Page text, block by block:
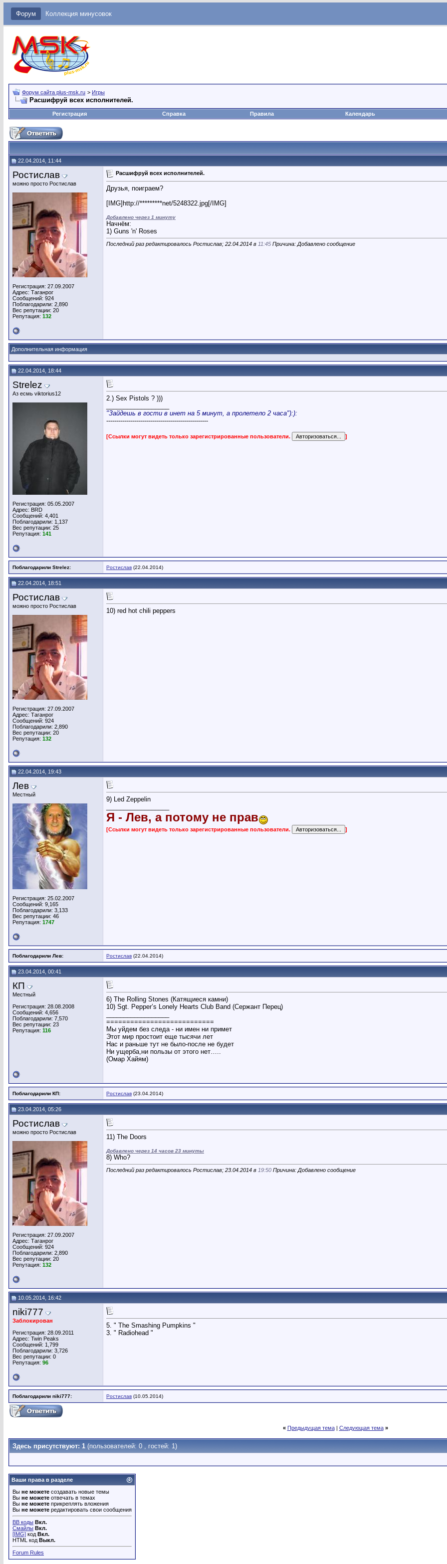
Форум Коллекция минусовок
Форум сайта plus-msk.ru > Игры
Расшифруй всех исполнителей.
Регистрация Справка Правила Календарь
22.04.2014, 11:44
Ростислав
можно просто Ростислав
Регистрация: 27.09.2007
Адрес: Таганрог
Сообщений: 924
Поблагодарили: 2,890
Вес репутации: 20
Репутация: 132
Расшифруй всех исполнителей.
Друзья, поиграем?
[IMG]http://*********net/5248322.jpg[/IMG]
Добавлено через 1 минуту
Начнём:
1) Guns 'n' Roses
Последний раз редактировалось Ростислав; 22.04.2014 в 11:45 Причина: Добавлено сообщение
Дополнительная информация
22.04.2014, 18:44
Strelez
Аз есмь viktorius12
Регистрация: 05.05.2007
Адрес: BRD
Сообщений: 4,401
Поблагодарили: 1,137
Вес репутации: 25
Репутация: 141
2.) Sex Pistols ? )))
"Зайдешь в гости в инет на 5 минут, а пролетело 2 часа"):):
---------------------------------------------------
[Ссылки могут видеть только зарегистрированные пользователи. ]
Поблагодарили Strelez: Ростислав (22.04.2014)
22.04.2014, 18:51
Ростислав
можно просто Ростислав
Регистрация: 27.09.2007
Адрес: Таганрог
Сообщений: 924
Поблагодарили: 2,890
Вес репутации: 20
Репутация: 132
10) red hot chili peppers
22.04.2014, 19:43
Лев
Местный
Регистрация: 25.02.2007
Сообщений: 9,165
Поблагодарили: 3,133
Вес репутации: 46
Репутация: 1747
9) Led Zeppelin
Я - Лев, а потому не прав
[Ссылки могут видеть только зарегистрированные пользователи. ]
Поблагодарили Лев: Ростислав (22.04.2014)
23.04.2014, 00:41
КП
Местный
Регистрация: 28.08.2008
Сообщений: 4,656
Поблагодарили: 7,570
Вес репутации: 23
Репутация: 116
6) The Rolling Stones (Катящиеся камни)
10) Sgt. Pepper’s Lonely Hearts Club Band (Сержант Перец)
===========================
Мы уйдем без следа - ни имен ни примет
Этот мир простоит еще тысячи лет
Нас и раньше тут не было-после не будет
Ни ущерба,ни пользы от этого нет…..
(Омар Хайям)
Поблагодарили КП: Ростислав (23.04.2014)
23.04.2014, 05:26
Ростислав
можно просто Ростислав
Регистрация: 27.09.2007
Адрес: Таганрог
Сообщений: 924
Поблагодарили: 2,890
Вес репутации: 20
Репутация: 132
11) The Doors
Добавлено через 14 часов 23 минуты
8) Who?
Последний раз редактировалось Ростислав; 23.04.2014 в 19:50 Причина: Добавлено сообщение
10.05.2014, 16:42
niki777
Заблокирован
Регистрация: 28.09.2011
Адрес: Twin Peaks
Сообщений: 1,799
Поблагодарили: 3,726
Вес репутации: 0
Репутация: 96
5. " The Smashing Pumpkins "
3. " Radiohead "
Поблагодарили niki777: Ростислав (10.05.2014)
« Предыдущая тема| Следующая тема »
Здесь присутствуют: 1 (пользователей: 0 , гостей: 1)
Ваши права в разделе
Вы не можете создавать новые темы
Вы не можете отвечать в темах
Вы не можете прикреплять вложения
Вы не можете редактировать свои сообщения
BB коды Вкл.
Смайлы Вкл.
[IMG] код Вкл.
HTML код Выкл.
Forum Rules